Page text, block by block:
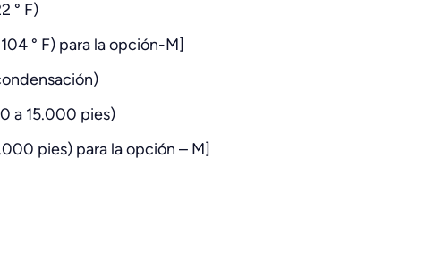
° F)
° F) para la opción-M]
a 15.000 pies)
pies) para la opción – M]